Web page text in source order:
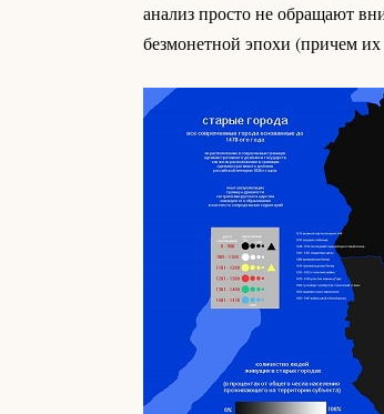
анализ просто не обращают
безмонетной эпохи (причем их